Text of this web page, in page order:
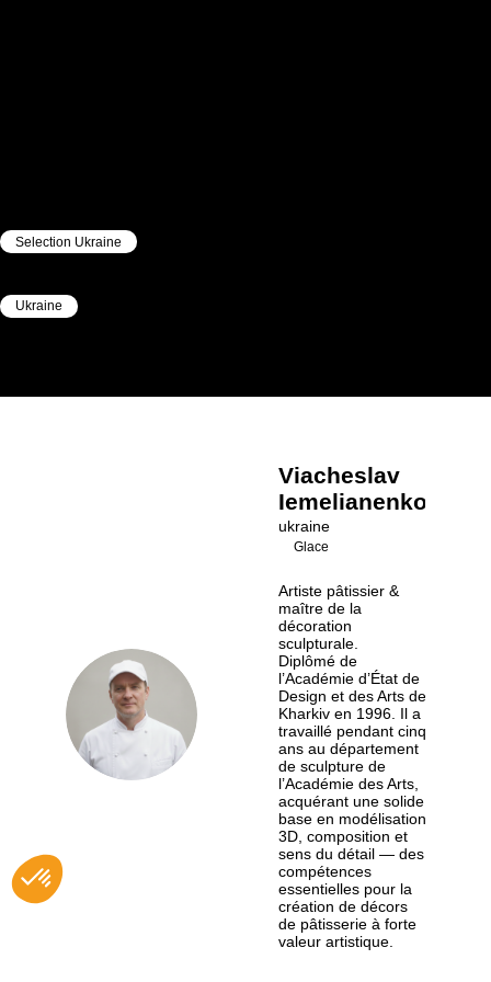
Selection Ukraine
Ukraine
VІ
Viacheslav
Іemelianenko
ukraine
Glace
Artiste pâtissier &
maître de la
décoration
sculpturale.
Diplômé de
l’Académie d’État de
Design et des Arts de
Kharkiv en 1996. Il a
travaillé pendant cinq
ans au département
de sculpture de
l’Académie des Arts,
acquérant une solide
base en modélisation
3D, composition et
sens du détail — des
compétences
essentielles pour la
création de décors
de pâtisserie à forte
valeur artistique.